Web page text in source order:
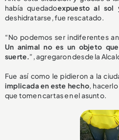
había quedadoexpuesto al sol
deshidratarse, fue rescatado.
“No podemos ser indiferentes
Un animal no es un objeto
suerte.”, agregaron desde la
Fue así como le pidieron a la
implicada en este hecho,
que tomen cartas en el asunto.